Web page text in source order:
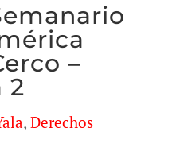
–
2
, Derechos